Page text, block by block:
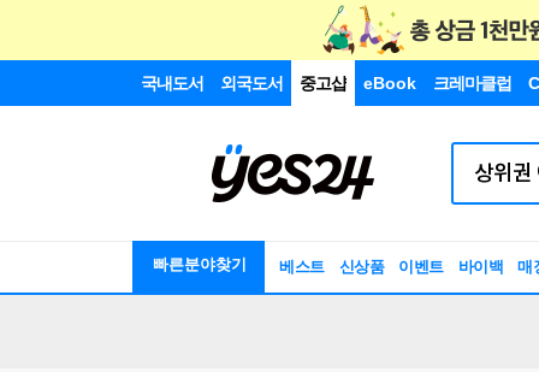
국내도서 외국도서 중고샵 eBook 크레마클럽
빠른분야찾기 베스트 신상품 이벤트 바이백 매